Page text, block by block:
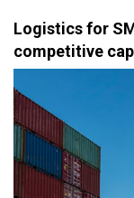
Logistics for
competitive